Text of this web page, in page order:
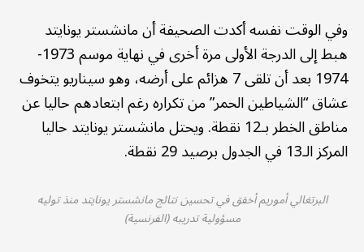
وفي الوقت نفسه أكدت الصحيفة أن مانشستر يونايتد
هبط إلى الدرجة الأولى مرة أخرى في نهاية موسم 1973-
1974 بعد أن تلقى 7 هزائم على أرضه، وهو سيناريو يتخوف
عشاق “الشياطين الحمر” من تكراره رغم ابتعادهم حاليا عن
مناطق الخطر بـ12 نقطة. ويحتل مانشستر يونايتد حاليا
المركز الـ13 في الجدول برصيد 29 نقطة.
البرتغالي أموريم أخفق في تحسين نتائج مانشستر يونايتد منذ توليه
مسؤولية تدريبه (الفرنسية)